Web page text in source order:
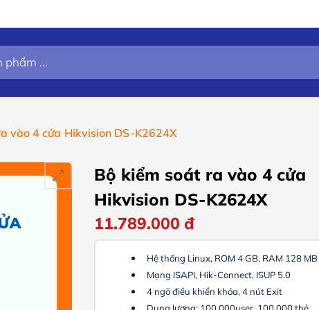
vào 4 cửa Hikvision DS-K2624X
Bộ kiểm soát ra vào 4 cửa
Hikvision DS-K2624X
11.789.000đ
Hệ thống Linux, ROM 4 GB, RAM 128 MB
Mạng ISAPI, Hik-Connect, ISUP 5.0
4 ngõ điều khiển khóa, 4 nút Exit